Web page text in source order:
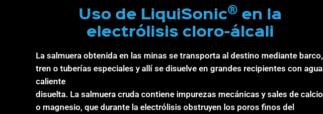
Uso de LiquiSonic®en la
electrólisis cloro-álcali
La salmuera obtenida en las minas se transporta al destino mediante barco,
tren o tuberías especiales y allí se disuelve en grandes recipientes con agua
caliente
disuelta. La salmuera cruda contiene impurezas mecánicas y sales de calcio
o magnesio, que durante la electrólisis obstruyen los poros finos del